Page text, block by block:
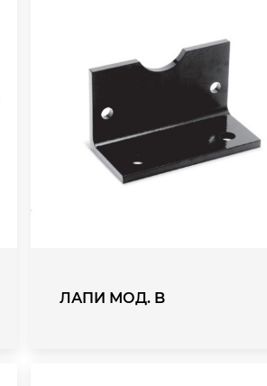
ЛАПИ МОД. B